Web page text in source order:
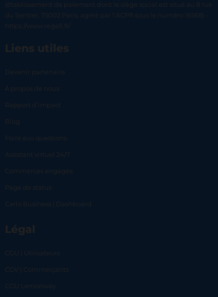
(établissement de paiement dont le siège social est situé au 8 rue
du Sentier, 75002 Paris, agréé par l’ACPR sous le numéro 16568) -
https://www.regafi.fr/
Liens utiles
Devenir partenaire
À propos de nous
Rapport d’impact
Blog
Foire aux questions
Assistant virtuel 24/7
Commerces engagés
Page de status
Carlo Business | Dashboard
Légal
CGU | Utilisateurs
CGV | Commerçants
CGU Lemonway